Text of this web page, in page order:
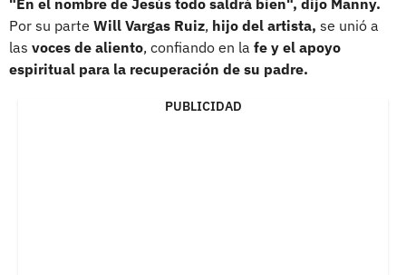
"En el nombre de Jesús todo saldrá bien", dijo Manny.
Por su parte Will Vargas Ruiz, hijo del artista, se unió a
las voces de aliento, confiando en la fe y el apoyo
espiritual para la recuperación de su padre.
PUBLICIDAD